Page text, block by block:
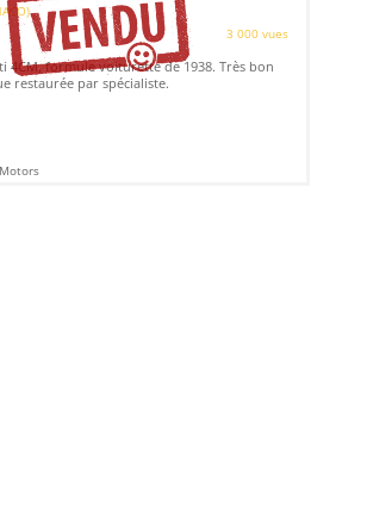
3 000 vues
4CM, formule voiturette de 1938. Très bon
restaurée par spécialiste.